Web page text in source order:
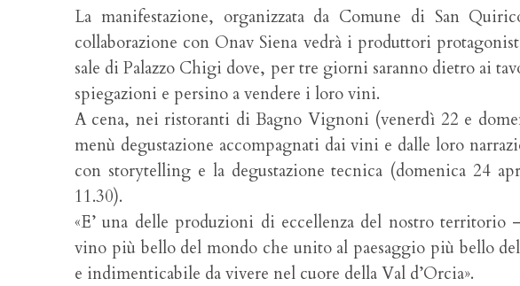
La manifestazione, organizzata da Comune di San
collaborazione con Onav Siena vedrà i produttori
sale di Palazzo Chigi dove, per tre giorni saranno dietro ai
spiegazioni e persino a vendere i loro vini.
A cena, nei ristoranti di Bagno Vignoni (venerdì 22 e
menù degustazione accompagnati dai vini e dalle loro
con storytelling e la degustazione tecnica (domenica 24
11.30).
«E’ una delle produzioni di eccellenza del nostro
vino più bello del mondo che unito al paesaggio più bello
e indimenticabile da vivere nel cuore della Val d’Orcia».